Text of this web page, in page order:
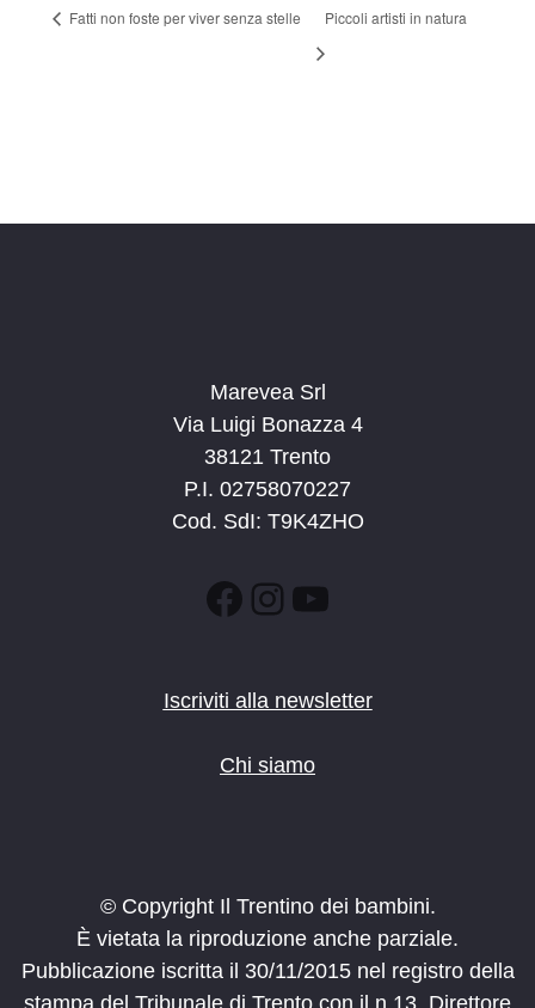
Fatti non foste per viver senza stelle Piccoli artisti in natura
Marevea Srl
Via Luigi Bonazza 4
38121 Trento
P.I. 02758070227
Cod. SdI: T9K4ZHO
Facebook
Instagram
YouTube
Iscriviti alla newsletter
Chi siamo
© Copyright Il Trentino dei bambini.
È vietata la riproduzione anche parziale.
Pubblicazione iscritta il 30/11/2015 nel registro della